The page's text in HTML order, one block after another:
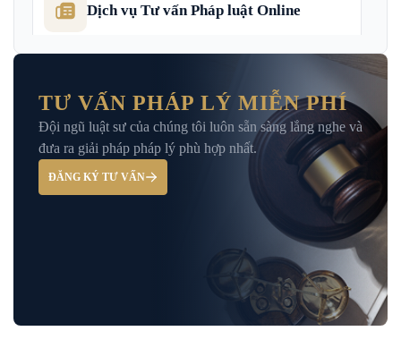
Dịch vụ Tư vấn Pháp luật Online
Giải Đáp – Tư Vấn Pháp Luật Hình Sự
Hỏi đáp và tư vấn pháp luật
Luật Bảo Hiểm Xã Hội
TƯ VẤN PHÁP LÝ MIỄN PHÍ
Đội ngũ luật sư của chúng tôi luôn sẵn sàng lắng nghe và
đưa ra giải pháp pháp lý phù hợp nhất.
ĐĂNG KÝ TƯ VẤN